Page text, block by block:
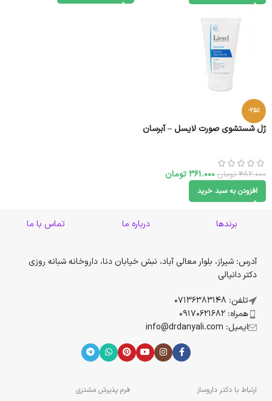
-25%
ژل شستشوی صورت لایسل – آبرسان
482.000 تومان 361.000تومان
افزودن به سبد خرید
برندها درباره ما تماس با ما
آدرس: شیراز، بلوار معالی آباد، نبش خیابان دنا، داروخانه شبانه روزی
دکتر دانیالی
تلفن: 07136383148
همراه: 09170621682
ایمیل: info@drdanyali.com
ارتباط با دکتر داروساز
فرم پذیرش مشتری